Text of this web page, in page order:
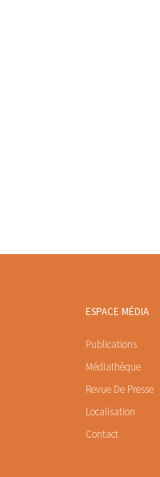
ESPACE MÉDIA
Publications
Médiathèque
Revue De Presse
Localisation
Contact